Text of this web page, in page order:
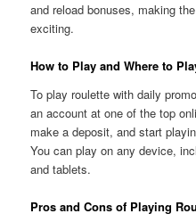
and reload bonuses, making
exciting.
How to Play and Where to
To play roulette with daily
an account at one of the top
make a deposit, and start
You can play on any device,
and tablets.
Pros and Cons of Playing